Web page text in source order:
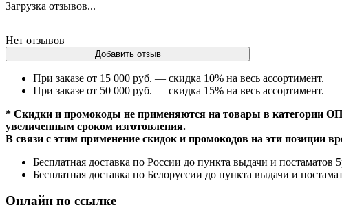
Загрузка отзывов...
Нет отзывов
Добавить отзыв
При заказе от 15 000 руб. — скидка 10% на весь ассортимент.
При заказе от 50 000 руб. — скидка 15% на весь ассортимент.
* Скидки и промокоды не применяются на товары в категории
увеличенным сроком изготовления.
В связи с этим применение скидок и промокодов на эти позиции
Бесплатная доставка по России до пункта выдачи и постаматов
Бесплатная доставка по Белоруссии до пункта выдачи и
Онлайн по ссылке